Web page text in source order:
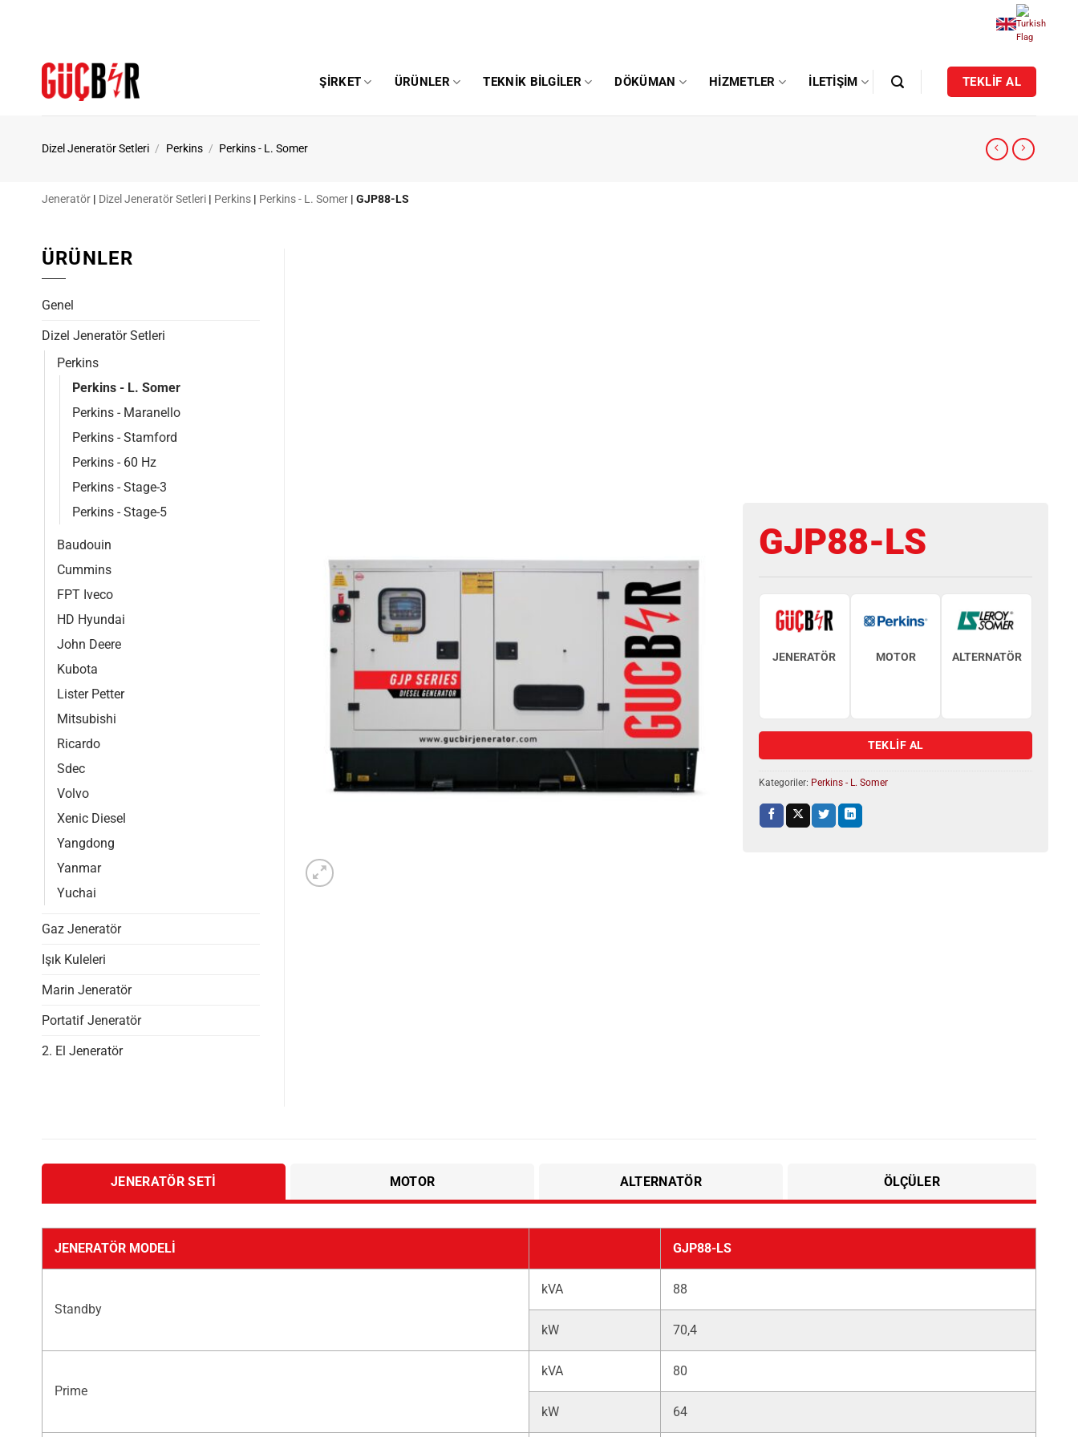
ŞIRKET ÜRÜNLER TEKNIK BILGILER DÖKÜMAN HIZMETLER İLETIŞIM TEKLİF AL
Dizel Jeneratör Setleri / Perkins / Perkins - L. Somer
Jeneratör | Dizel Jeneratör Setleri | Perkins | Perkins - L. Somer | GJP88-LS
GJP88-LS
JENERATÖR MOTOR ALTERNATÖR
TEKLİF AL
Kategoriler: Perkins - L. Somer
ÜRÜNLER
Genel
Dizel Jeneratör Setleri
Perkins
Perkins - L. Somer
Perkins - Maranello
Perkins - Stamford
Perkins - 60 Hz
Perkins - Stage-3
Perkins - Stage-5
Baudouin
Cummins
FPT Iveco
HD Hyundai
John Deere
Kubota
Lister Petter
Mitsubishi
Ricardo
Sdec
Volvo
Xenic Diesel
Yangdong
Yanmar
Yuchai
Gaz Jeneratör
Işık Kuleleri
Marin Jeneratör
Portatif Jeneratör
2. El Jeneratör
JENERATÖR SETI MOTOR ALTERNATÖR ÖLÇÜLER
JENERATÖR MODELI GJP88-LS
Standby
kVA 88
kW 70,4
Prime
kVA 80
kW 64